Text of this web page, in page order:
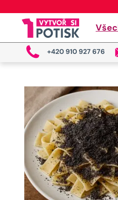
+420 910 927 676